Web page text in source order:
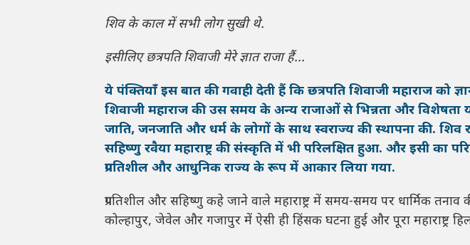
शिव के काल में सभी लोग सुखी थे.
इसीलिए छत्रपति शिवाजी मेरे ज्ञात राजा हैं...
ये पंक्तियाँ इस बात की गवाही देती हैं कि छत्रपति शिवाजी महाराज को
शिवाजी महाराज की उस समय के अन्य राजाओं से भिन्नता और विशेषता
जाति, जनजाति और धर्म के लोगों के साथ स्वराज्य की स्थापना की. शिव
सहिष्णु रवैया महाराष्ट्र की संस्कृति में भी परिलक्षित हुआ. और इसी का
प्रगतिशील और आधुनिक राज्य के रूप में आकार लिया गया.
प्रगतिशील और सहिष्णु कहे जाने वाले महाराष्ट्र में समय-समय पर धार्मिक
कोल्हापुर, जेवेल और गजापुर में ऐसी ही हिंसक घटना हुई और पूरा महाराष्ट्र